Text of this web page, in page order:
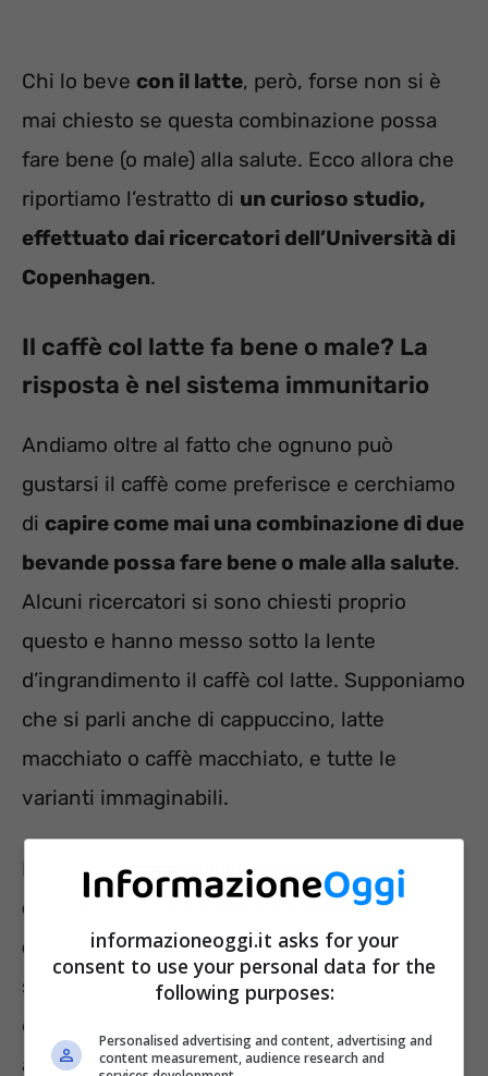
Chi lo beve con il latte, però, forse non si è
mai chiesto se questa combinazione possa
fare bene (o male) alla salute. Ecco allora che
riportiamo l’estratto di un curioso studio,
effettuato dai ricercatori dell’Università di
Copenhagen.
Il caffè col latte fa bene o male? La
risposta è nel sistema immunitario
Andiamo oltre al fatto che ognuno può
gustarsi il caffè come preferisce e cerchiamo
di capire come mai una combinazione di due
bevande possa fare bene o male alla salute.
Alcuni ricercatori si sono chiesti proprio
questo e hanno messo sotto la lente
d’ingrandimento il caffè col latte. Supponiamo
che si parli anche di cappuccino, latte
macchiato o caffè macchiato, e tutte le
varianti immaginabili.
Ebbene,
secondo il team di studiosi
dell’Università di Copenhagen, le nostre
difese immunitariepossono beneficiare non
solo di alcune sostanze, ma anche degli
effetti di
ad esempio la seguente:
informazioneoggi.it asks for your
consent to use your personal data for the
following purposes:
Personalised advertising and content, advertising and
content measurement, audience research and